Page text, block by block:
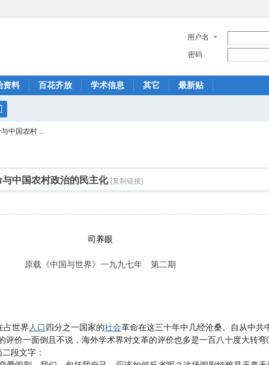
用户名
密码
资料 百花齐放 学术信息 其它 最新贴
中国农村 ...
中国农村政治的民主化 [复制链接]
司养眼
原载《中国与世界》一九九七年 第二期
占世界 人口四分之一国家的社会革命在这三十年中几经沧桑。自从中共
评价一面倒且不说，海外学术界对文革的评价也多是一百八十度大转
段文字：